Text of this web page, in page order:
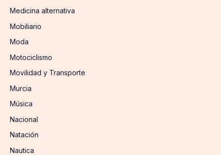
Medicina alternativa
Mobiliario
Moda
Motociclismo
Movilidad y Transporte
Murcia
Música
Nacional
Natación
Nautica